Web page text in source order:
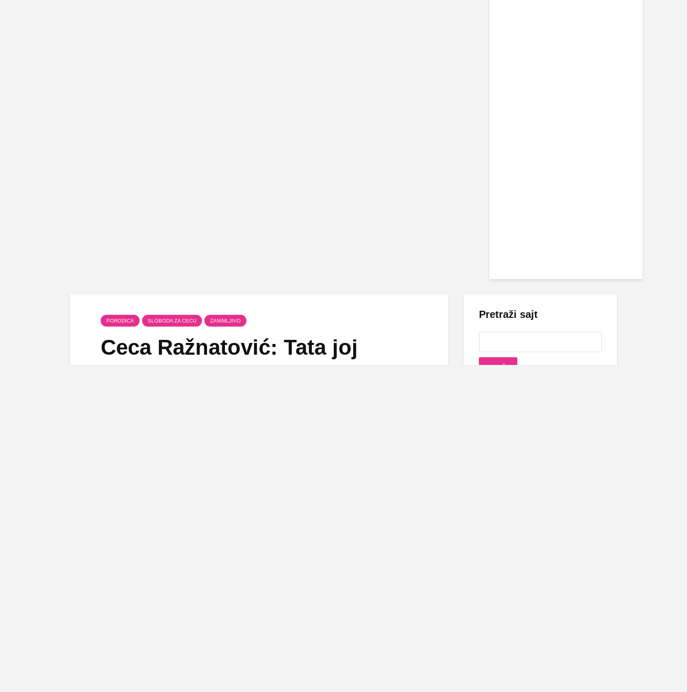
PORODICA SLOBODA ZA CECU ZANIMLJIVO
Ceca Ražnatović: Tata joj
Pretraži sajt